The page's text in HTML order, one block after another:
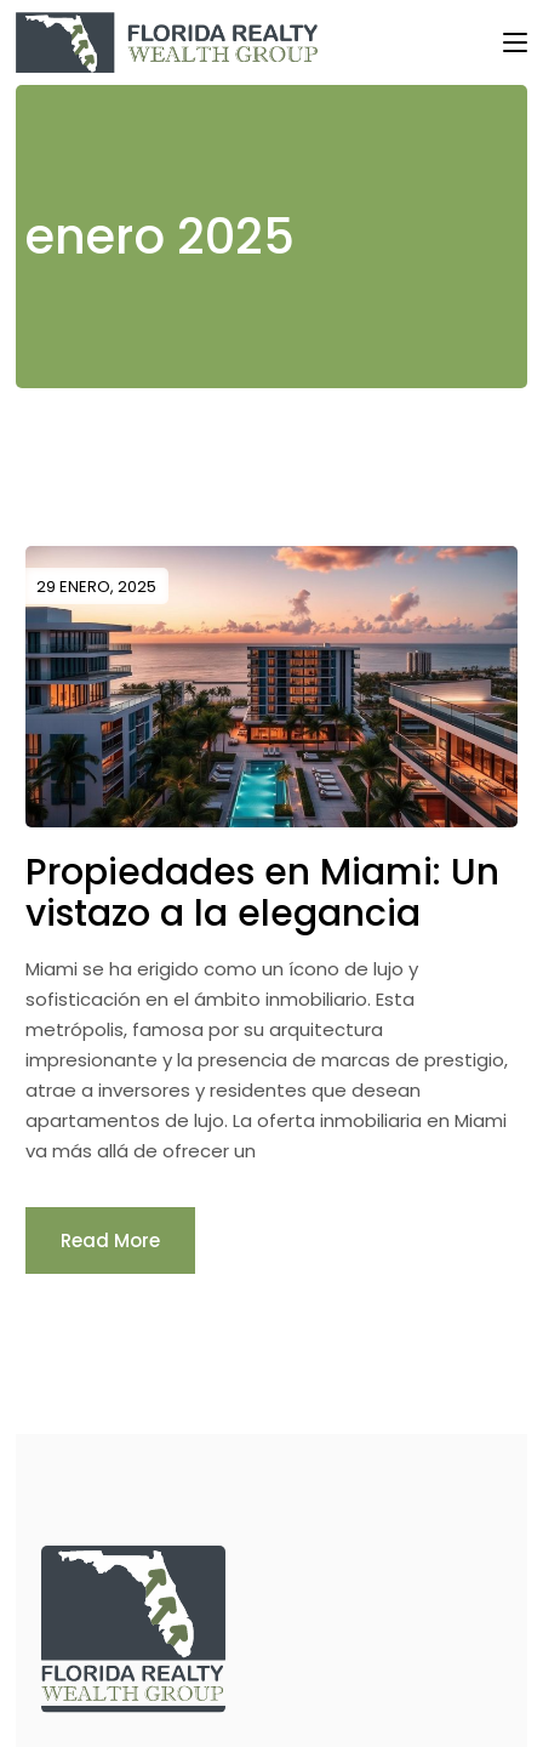
Skip
to
content
enero 2025
29 ENERO, 2025
Propiedades en Miami: Un
vistazo a la elegancia
Miami se ha erigido como un ícono de lujo y
sofisticación en el ámbito inmobiliario. Esta
metrópolis, famosa por su arquitectura
impresionante y la presencia de marcas de prestigio,
atrae a inversores y residentes que desean
apartamentos de lujo. La oferta inmobiliaria en Miami
va más allá de ofrecer un
Read More